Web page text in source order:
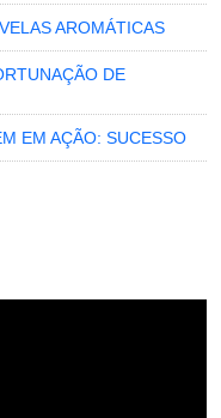
AROMÁTICAS
DE
EM AÇÃO: SUCESSO